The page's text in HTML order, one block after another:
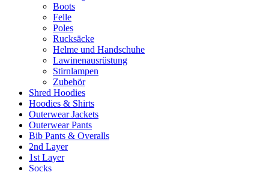
Boots
Felle
Poles
Rucksäcke
Helme und Handschuhe
Lawinenausrüstung
Stirnlampen
Zubehör
Shred Hoodies
Hoodies & Shirts
Outerwear Jackets
Outerwear Pants
Bib Pants & Overalls
2nd Layer
1st Layer
Socks